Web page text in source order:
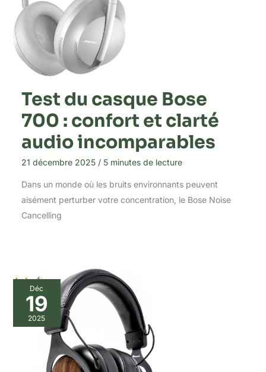
Test du casque Bose
700 : confort et clarté
audio incomparables
21 décembre 2025 / 5 minutes de lecture
Dans un monde où les bruits environnants peuvent
aisément perturber votre concentration, le Bose Noise
Cancelling
Déc
19
2025